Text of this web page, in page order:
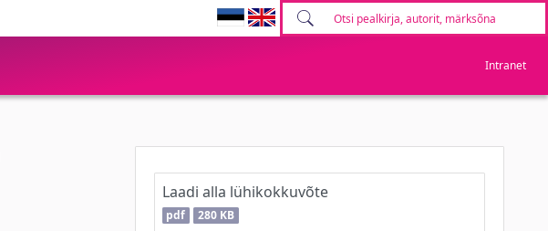
Intranet
Laadi alla lühikokkuvõte
pdf 280 KB